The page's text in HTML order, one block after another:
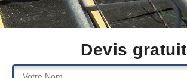
Devis gratuit